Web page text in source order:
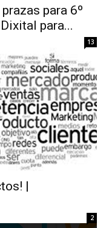
para 6º
para...
13
|
2